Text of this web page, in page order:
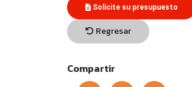
Solicite su presupuesto
Regresar
Compartir